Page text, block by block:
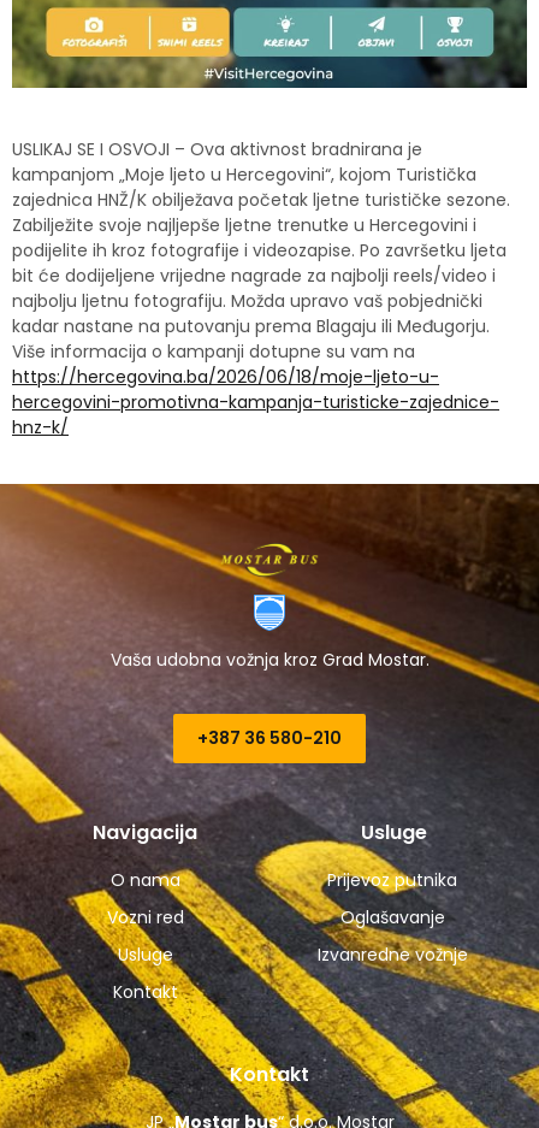
USLIKAJ SE I OSVOJI – Ova aktivnost bradnirana je
kampanjom „Moje ljeto u Hercegovini“, kojom Turistička
zajednica HNŽ/K obilježava početak ljetne turističke sezone.
Zabilježite svoje najljepše ljetne trenutke u Hercegovini i
podijelite ih kroz fotografije i videozapise. Po završetku ljeta
bit će dodijeljene vrijedne nagrade za najbolji reels/video i
najbolju ljetnu fotografiju. Možda upravo vaš pobjednički
kadar nastane na putovanju prema Blagaju ili Međugorju.
Više informacija o kampanji dotupne su vam na
https://hercegovina.ba/2026/06/18/moje-ljeto-u-
hercegovini-promotivna-kampanja-turisticke-zajednice-
hnz-k/
Vaša udobna vožnja kroz Grad Mostar.
+387 36 580-210​
Navigacija
O nama
Vozni red
Usluge
Kontakt
Usluge
Prijevoz putnika
Oglašavanje
Izvanredne vožnje
Kontakt
JP „Mostar bus“ d.o.o. Mostar